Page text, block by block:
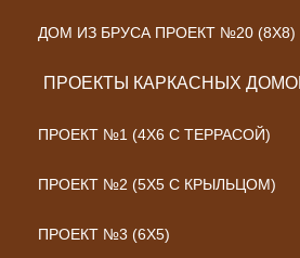
ДОМ ИЗ БРУСА ПРОЕКТ №20 (8Х8)
ПРОЕКТЫ КАРКАСНЫХ
ПРОЕКТ №1 (4Х6 С ТЕРРАСОЙ)
ПРОЕКТ №2 (5Х5 С КРЫЛЬЦОМ)
ПРОЕКТ №3 (6Х5)